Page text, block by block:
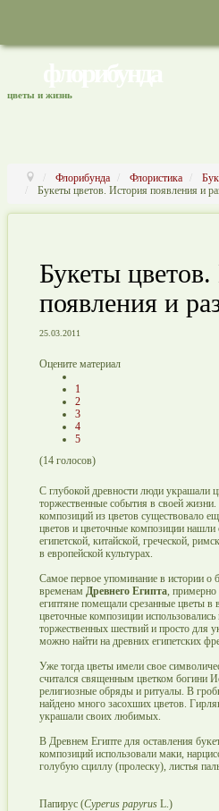
цветы и жизнь
Флорибунда Флористика
Букеты цветов. История появления и
Букеты
появления и
25.03.2011
Оцените материал
1
2
3
4
5
(14голосов)
С глубокой древности люди украшали
торжественные события в своей жизни.
композиций из цветов существовало
цветов и цветочные композиции нашли
египетской, китайской, греческой,
в европейской культурах.
Самое первое упоминание в истории о
временам Древнего Египта, примерно
египтяне помещали срезанные цветы
цветочные композиции
торжественных шествий и просто для
можно найти на древних египетских
Уже тогда цветы имели свое
считался священным цветком богини
религиозные обряды и ритуалы. В
найдено много засохших цветов.
украшали своих любимых.
В Древнем Египте для оставления
композиций использовали маки,
голубую сциллу (пролеску), листья
Папирус (Cyperus papyrusL.)